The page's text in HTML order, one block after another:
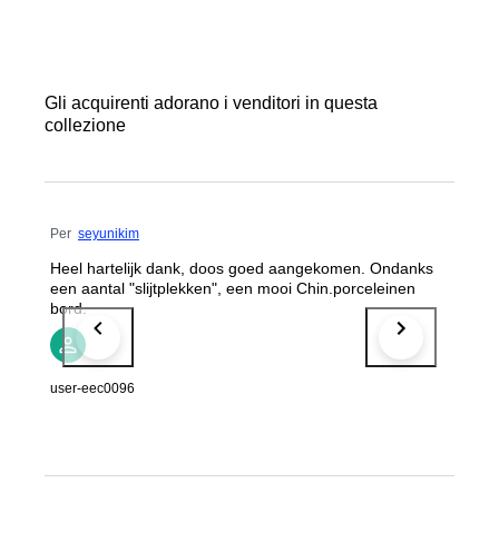
Gli acquirenti adorano i venditori in questa
collezione
Per seyunikim
Heel hartelijk dank, doos goed aangekomen. Ondanks
een aantal "slijtplekken", een mooi Chin.porceleinen
bord.
user-eec0096